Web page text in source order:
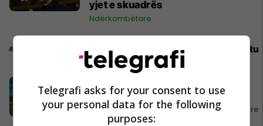
yjet e skuadrës
Ndërkombëtare
Reklamo këtu
APR mendon për ju, diasporë –
mirësevini në shtëpi!
APR - Asistencë E Përgjithshme Rrugore
Telegrafi asks for your consent to use
your personal data for the following
purposes: